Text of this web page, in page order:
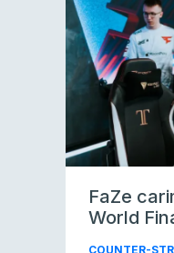
FaZe
World
COUNTER-